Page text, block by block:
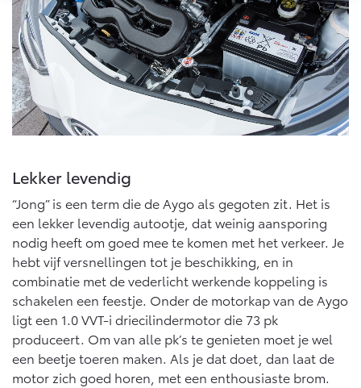
bZ4X
BATTERIJ-ELEKTRISCH
Vanaf € 39.995,-
bZ4X Touring
BATTERIJ-ELEKTRISCH
Mirai
WATERSTOF-ELEKTRISCH
Vanaf € 76.695,-
Proace City (excl. BTW)
OOK ALS BATTERIJ-
ELEKTRISCH
Vanaf € 27.945,-
Connected check
Navigatie updates
Lekker levendig
“Jong” is een term die de Aygo als gegoten zit. Het is
een lekker levendig autootje, dat weinig aansporing
nodig heeft om goed mee te komen met het verkeer. Je
hebt vijf versnellingen tot je beschikking, en in
combinatie met de vederlicht werkende koppeling is
schakelen een feestje. Onder de motorkap van de Aygo
ligt een 1.0 VVT-i driecilindermotor die 73 pk
produceert. Om van alle pk’s te genieten moet je wel
een beetje toeren maken. Als je dat doet, dan laat de
motor zich goed horen, met een enthousiaste brom.